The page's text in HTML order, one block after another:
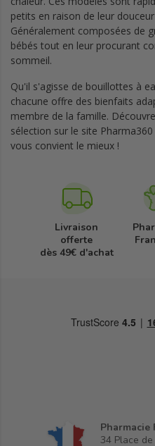
petits en raison de leur
Généralement composées de
bébés tout en leur procurant
sommeil.
Qu'il s'agisse de bouillottes à
chacune offre des bienfaits
membre de la famille.
sélection sur le site
vous convient le mieux !
Livraison
offerte
dès 49€ d'achat
Pharmacie
34 Place